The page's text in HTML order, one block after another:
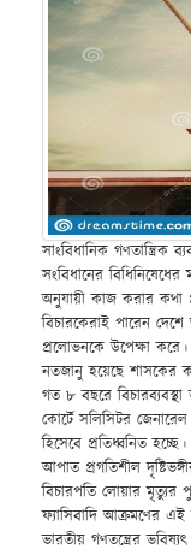
সাংবিধানিক গণতান্ত্রিক
সংবিধানের
অনুযায়ী কাজ করার কথা
বিচারকেরাই পারেন
প্রলোভনকে উপেক্ষা করে।
নতজানু হয়েছে শাসকের
গত ৮ বছরে
কোর্টে সলিসিটর
হিসেবে প্রতিধ্বনিত
আপাত প্রগতিশীল
বিচারপতি লোয়ার মৃত্যুর
ফ্যাসিবাদি আক্রমণের এই
ভারতীয় গণতন্ত্রের